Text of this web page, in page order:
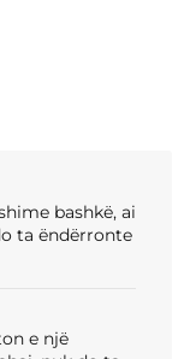
bashkë, ai
ta ëndërronte
e një